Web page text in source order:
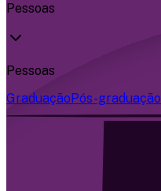
Pessoas
Pessoas
GraduaçãoPós-graduação